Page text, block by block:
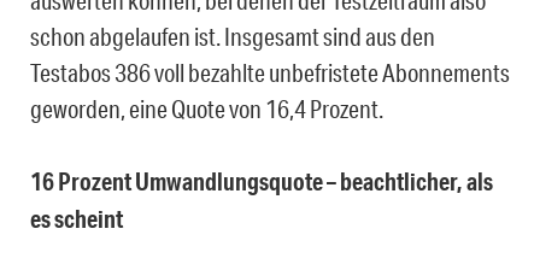
schon abgelaufen ist. Insgesamt sind aus den
Testabos 386 voll bezahlte unbefristete Abonnements
geworden, eine Quote von 16,4 Prozent.
16 Prozent Umwandlungsquote – beachtlicher, als
es scheint